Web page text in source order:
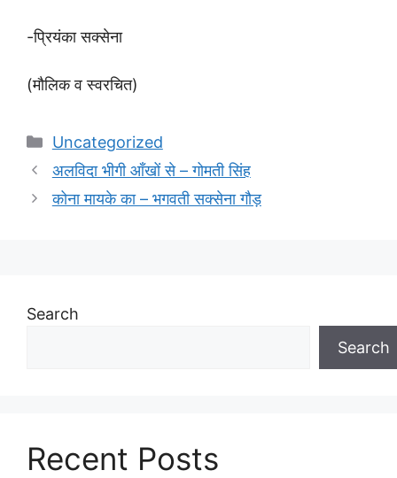
-प्रियंका सक्सेना
(मौलिक व‌ स्वरचित‌)
Categories
Uncategorized
अलविदा भीगी आँखों से – गोमती सिंह
कोना मायके का – भगवती सक्सेना गौड़
Search
Search
Recent Posts